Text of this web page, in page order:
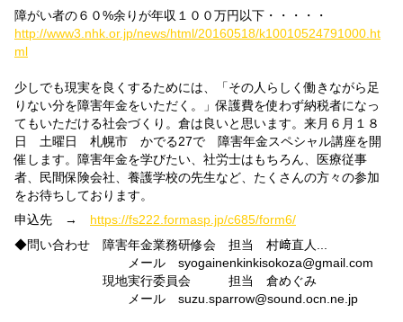
障がい者の６０%余りが年収１００万円以下・・・・・
http://www3.nhk.or.jp/news/html/20160518/k10010524791000.ht
ml
少しでも現実を良くするためには、「その人らしく働きながら足
りない分を障害年金をいただく。」保護費を使わず納税者になっ
てもいただける社会づくり。倉は良いと思います。来月６月１８
日 土曜日 札幌市 かでる27で 障害年金スペシャル講座を開
催します。障害年金を学びたい、社労士はもちろん、医療従事
者、民間保険会社、養護学校の先生など、たくさんの方々の参加
をお待ちしております。
申込先 → https://fs222.formasp.jp/c685/form6/
◆問い合わせ 障害年金業務研修会 担当 村﨑直人
メール syogainenkinkisokoza@gmail.com
現地実行委員会 担当 倉めぐみ
メール suzu.sparrow@sound.ocn.ne.jp